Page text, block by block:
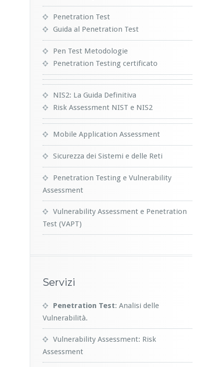
Penetration Test
Guida al Penetration Test
Pen Test Metodologie
Penetration Testing certificato
NIS2: La Guida Definitiva
Risk Assessment NIST e NIS2
Mobile Application Assessment
Sicurezza dei Sistemi e delle Reti
Penetration Testing e Vulnerability
Assessment
Vulnerability Assessment e Penetration
Test (VAPT)
Servizi
Penetration Test: Analisi delle
Vulnerabilità.
Vulnerability Assessment: Risk
Assessment